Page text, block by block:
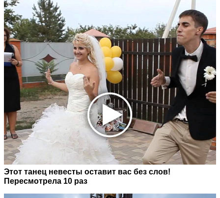
Этот танец невесты оставит вас без слов!
Пересмотрела 10 раз